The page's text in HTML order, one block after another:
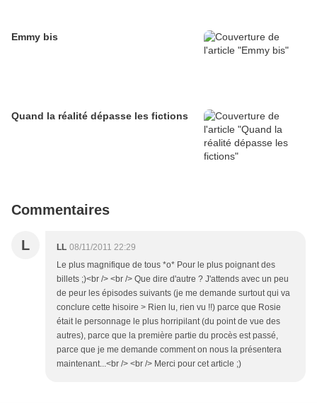
Emmy bis
Quand la réalité dépasse les fictions
Commentaires
L LL 08/11/2011 22:29
Le plus magnifique de tous *o* Pour le plus poignant des
billets ;)<br /> <br /> Que dire d'autre ? J'attends avec un peu
de peur les épisodes suivants (je me demande surtout qui va
conclure cette hisoire > Rien lu, rien vu !!) parce que Rosie
était le personnage le plus horripilant (du point de vue des
autres), parce que la première partie du procès est passé,
parce que je me demande comment on nous la présentera
maintenant...<br /> <br /> Merci pour cet article ;)